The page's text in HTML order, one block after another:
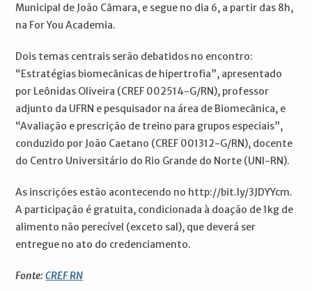
Municipal de João Câmara, e segue no dia 6, a partir das 8h,
na For You Academia.
Dois temas centrais serão debatidos no encontro:
“Estratégias biomecânicas de hipertrofia”, apresentado
por Leônidas Oliveira (CREF 002514-G/RN), professor
adjunto da UFRN e pesquisador na área de Biomecânica, e
“Avaliação e prescrição de treino para grupos especiais”,
conduzido por João Caetano (CREF 001312-G/RN), docente
do Centro Universitário do Rio Grande do Norte (UNI-RN).
As inscrições estão acontecendo no http://bit.ly/3JDYYcm.
A participação é gratuita, condicionada à doação de 1kg de
alimento não perecível (exceto sal), que deverá ser
entregue no ato do credenciamento.
Fonte:CREF RN